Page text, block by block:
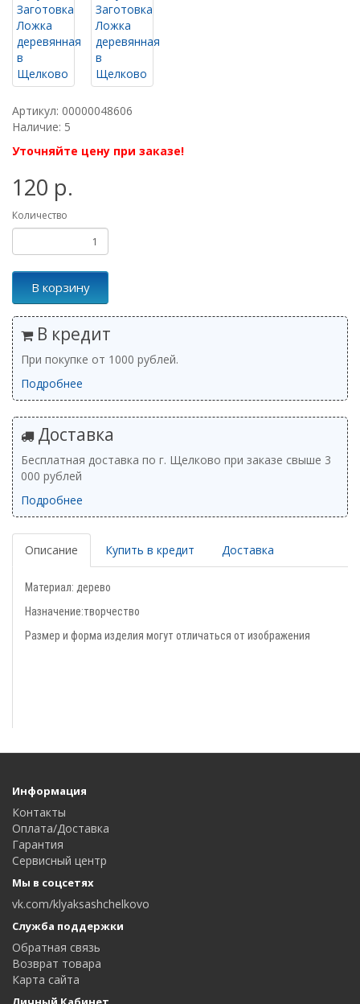
Артикул: 00000048606
Наличие: 5
Уточняйте цену при заказе!
120 р.
Количество
В корзину
В кредит
При покупке от 1000 рублей.
Подробнее
Доставка
Бесплатная доставка по г. Щелково при заказе свыше 3
000 рублей
Подробнее
Описание Купить в кредит Доставка
Материал: дерево
Назначение:творчество
Размер и форма изделия могут отличаться от изображения
Информация
Контакты
Оплата/Доставка
Гарантия
Сервисный центр
Мы в соцсетях
vk.com/klyaksashchelkovo
Служба поддержки
Обратная связь
Возврат товара
Карта сайта